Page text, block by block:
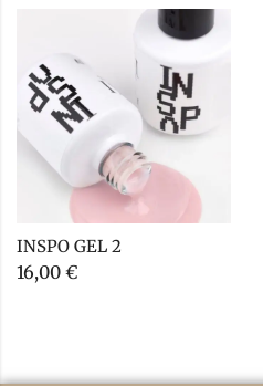
INSPO GEL 2
16,00 €